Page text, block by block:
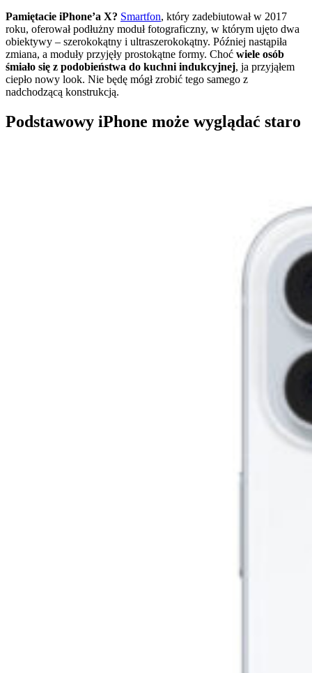
Pamiętacie iPhone’a X? Smartfon, który zadebiutował w 2017
roku, oferował podłużny moduł fotograficzny, w którym ujęto dwa
obiektywy – szerokokątny i ultraszerokokątny. Później nastąpiła
zmiana, a moduły przyjęły prostokątne formy. Choć wiele osób
śmiało się z podobieństwa do kuchni indukcyjnej, ja przyjąłem
ciepło nowy look. Nie będę mógł zrobić tego samego z
nadchodzącą konstrukcją.
Podstawowy iPhone może wyglądać staro